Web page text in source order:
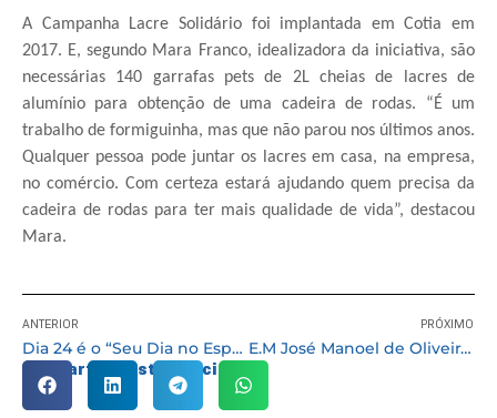
A Campanha Lacre Solidário foi implantada em Cotia em
2017. E, segundo Mara Franco, idealizadora da iniciativa, são
necessárias 140 garrafas pets de 2L cheias de lacres de
alumínio para obtenção de uma cadeira de rodas. “É um
trabalho de formiguinha, mas que não parou nos últimos anos.
Qualquer pessoa pode juntar os lacres em casa, na empresa,
no comércio. Com certeza estará ajudando quem precisa da
cadeira de rodas para ter mais qualidade de vida”, destacou
Mara.
ANTERIOR
Dia 24 é o “Seu Dia no Esporte – Fim de Semana em Família” no ginásio de esportes
PRÓXIMO
E.M José Manoel de Oliveira doa 80 garrafas com lacres de alumínio para a “Campanha Lacre Solidário”
Compartilhe esta notícia: